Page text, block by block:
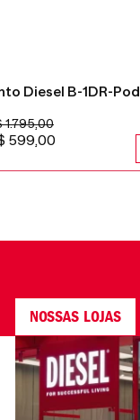
Diesel B-1DR-Pod
1.795,00
599,00
NOSSAS LOJAS